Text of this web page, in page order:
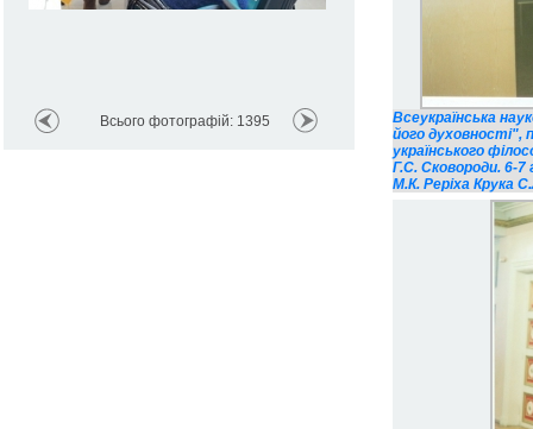
Всього фотографій: 1395
Всеукраїнська
його духовності",
українського
Г.С. Сковороди. 6-
М.К. Реріха Крука